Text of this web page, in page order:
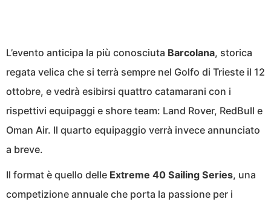
L’evento anticipa la più conosciuta Barcolana, storica
regata velica che si terrà sempre nel Golfo di Trieste il 12
ottobre, e vedrà esibirsi quattro catamarani con i
rispettivi equipaggi e shore team: Land Rover, RedBull e
Oman Air. Il quarto equipaggio verrà invece annunciato
a breve.
Il format è quello delle Extreme 40 Sailing Series, una
competizione annuale che porta la passione per i